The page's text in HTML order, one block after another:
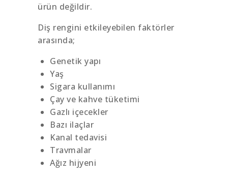
ürün değildir.
Diş rengini etkileyebilen faktörler
arasında;
Genetik yapı
Yaş
Sigara kullanımı
Çay ve kahve tüketimi
Gazlı içecekler
Bazı ilaçlar
Kanal tedavisi
Travmalar
Ağız hijyeni